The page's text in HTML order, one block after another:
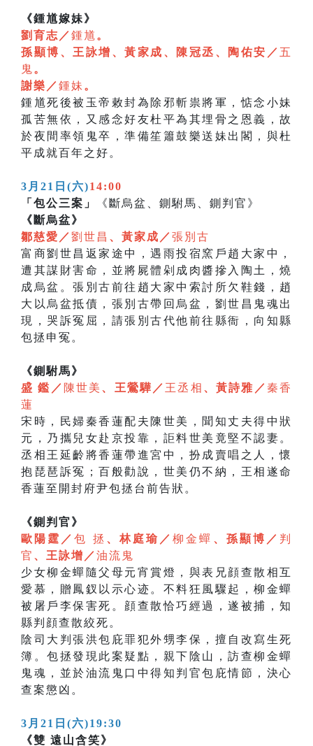
《鍾馗嫁妹》
劉育志／ 鍾馗 。
孫顯博、王詠增、黃家成、陳冠丞、陶佑安／ 五
鬼。
謝樂／ 鍾妹 。
鍾馗死後被玉帝敕封為除邪斬祟將軍，惦念小妹
孤苦無依，又感念好友杜平為其埋骨之恩義，故
於夜間率領鬼卒，準備笙簫鼓樂送妹出閣，與杜
平成就百年之好。
3月21日(六)14:00
「包公三案」
《斷烏盆、鍘駙馬、鍘判官》
《斷烏盆》
鄒慈愛／ 劉世昌 、黃家成／ 張別古
富商劉世昌返家途中，遇雨投宿窯戶趙大家中，
遭其謀財害命，並將屍體剁成肉醬摻入陶土，燒
成烏盆。張別古前往趙大家中索討所欠鞋錢，趙
大以烏盆抵債，張別古帶回烏盆，劉世昌鬼魂出
現，哭訴冤屈，請張別古代他前往縣衙，向知縣
包拯申冤。
《鍘駙馬》
盛 鑑／ 陳世美 、王鶯驊／ 王丞相 、黃詩雅／ 秦香
蓮
宋時，民婦秦香蓮配夫陳世美，聞知丈夫得中狀
元，乃攜兒女赴京投靠，詎料世美竟堅不認妻。
丞相王延齡將香蓮帶進宮中，扮成賣唱之人，懷
抱琵琶訴冤；百般勸說，世美仍不納，王相遂命
香蓮至開封府尹包拯台前告狀。
《鍘判官》
歐陽霆／包 拯 、林庭瑜／柳金蟬 、孫顯博／ 判
官 、王詠增／ 油流鬼
少女柳金蟬隨父母元宵賞燈，與表兄顔查散相互
愛慕，贈鳳釵以示心迹。不料狂風驟起，柳金蟬
被屠戶李保害死。顔查散恰巧經過，遂被捕，知
縣判顔查散絞死。
陰司大判張洪包庇罪犯外甥李保，擅自改寫生死
簿。包拯發現此案疑點，親下陰山，訪查柳金蟬
鬼魂，並於油流鬼口中得知判官包庇情節，決心
查案懲凶。
3月21日(六)19:30
《雙 遠山含笑》